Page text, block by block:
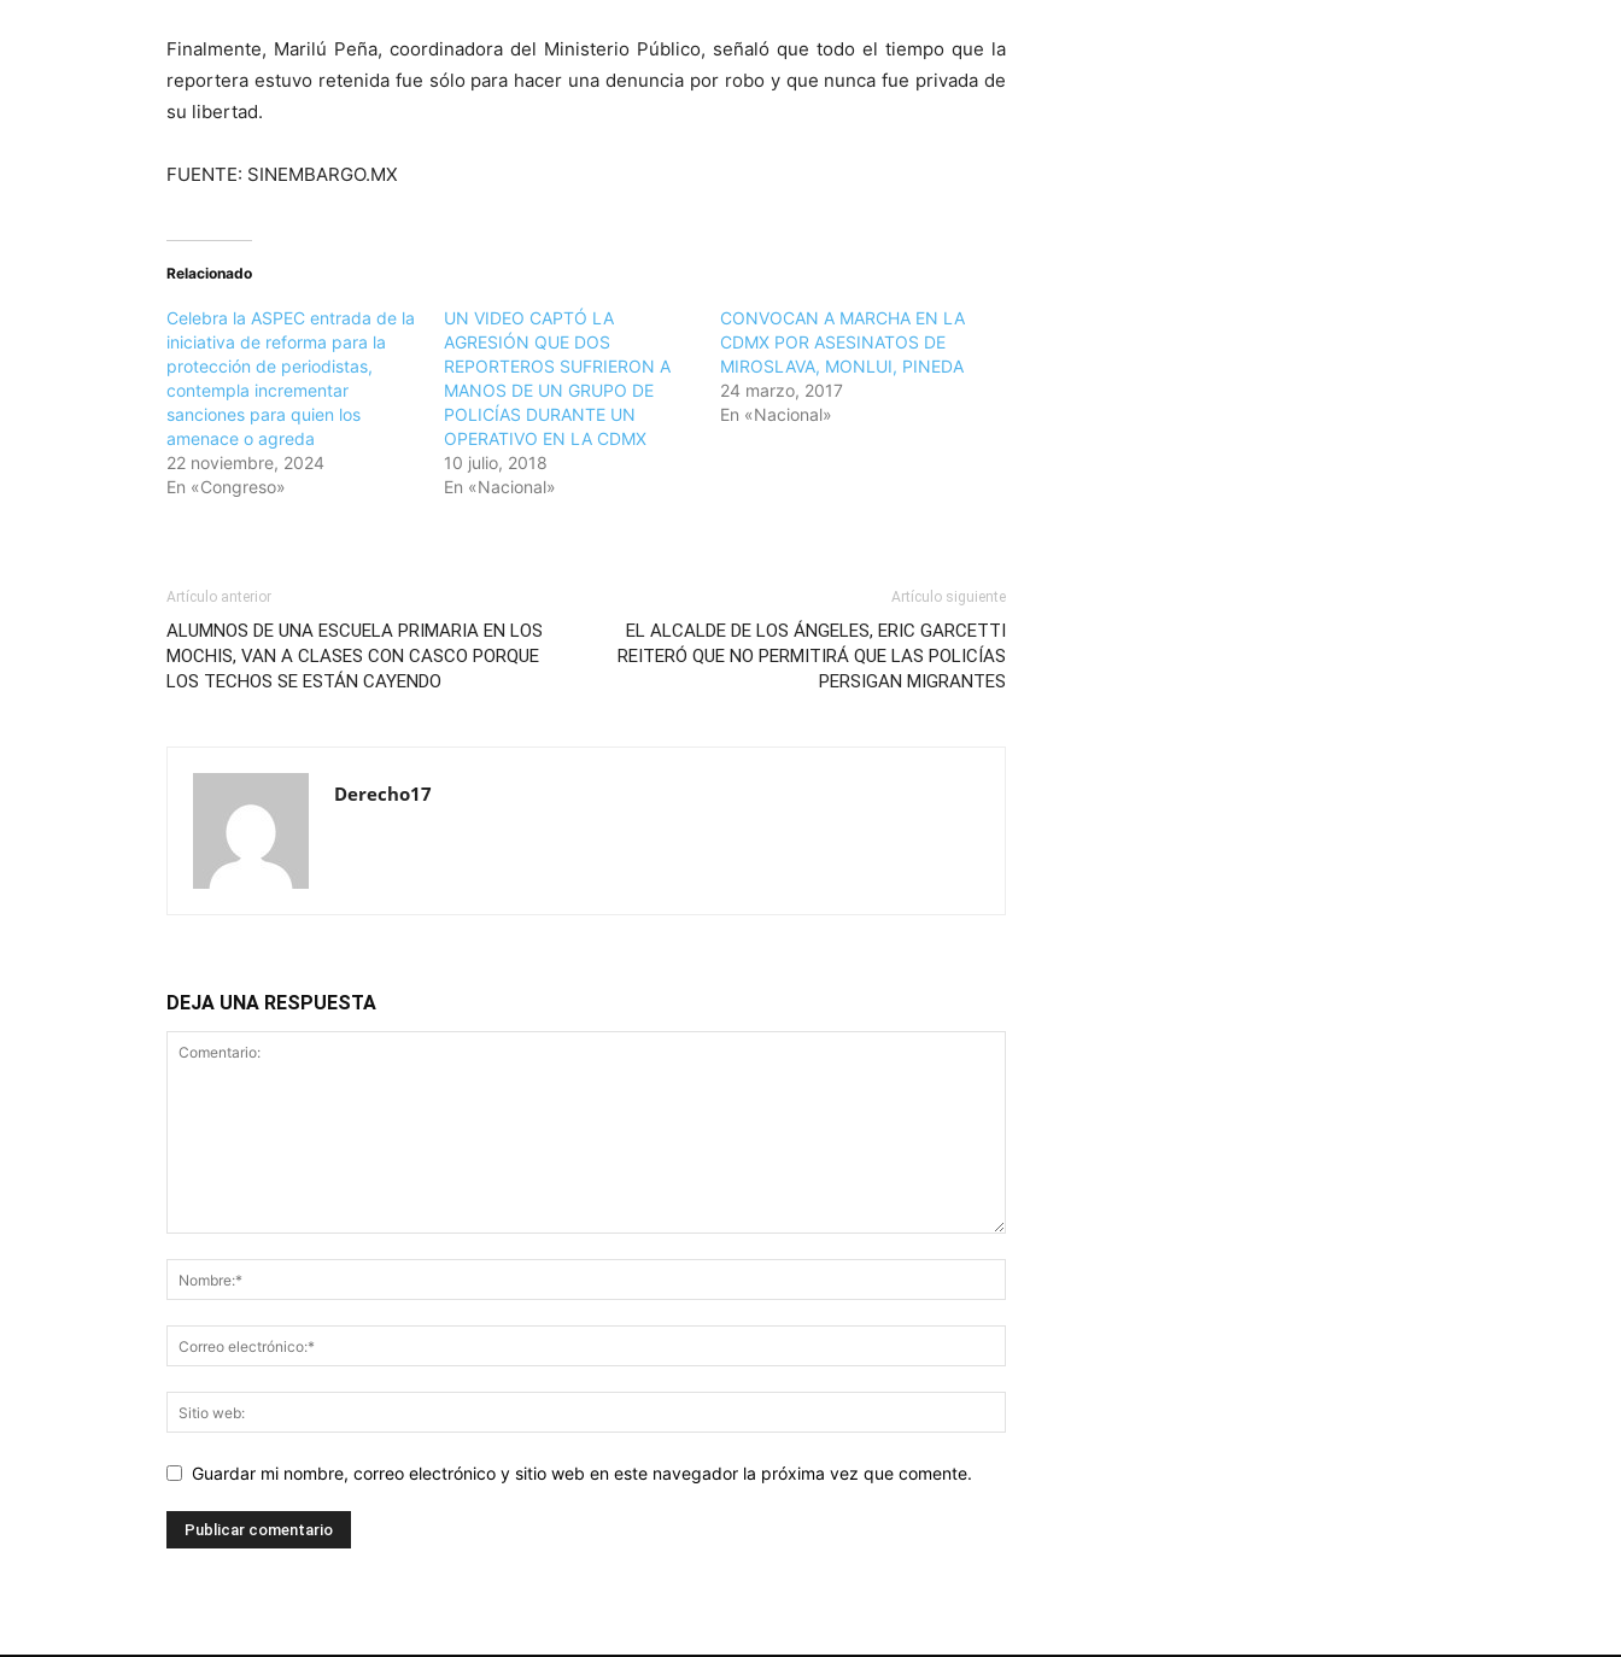
Finalmente, Marilú Peña, coordinadora del Ministerio Público, señaló que todo el tiempo que la
reportera estuvo retenida fue sólo para hacer una denuncia por robo y que nunca fue privada de
su libertad.
FUENTE: SINEMBARGO.MX
Relacionado
Celebra la ASPEC entrada de la
iniciativa de reforma para la
protección de periodistas,
contempla incrementar
sanciones para quien los
amenace o agreda
22 noviembre, 2024
En «Congreso»
UN VIDEO CAPTÓ LA
AGRESIÓN QUE DOS
REPORTEROS SUFRIERON A
MANOS DE UN GRUPO DE
POLICÍAS DURANTE UN
OPERATIVO EN LA CDMX
10 julio, 2018
En «Nacional»
CONVOCAN A MARCHA EN LA
CDMX POR ASESINATOS DE
MIROSLAVA, MONLUI, PINEDA
24 marzo, 2017
En «Nacional»
Artículo anterior
ALUMNOS DE UNA ESCUELA PRIMARIA EN LOS
MOCHIS, VAN A CLASES CON CASCO PORQUE
LOS TECHOS SE ESTÁN CAYENDO
Artículo siguiente
EL ALCALDE DE LOS ÁNGELES, ERIC GARCETTI
REITERÓ QUE NO PERMITIRÁ QUE LAS POLICÍAS
PERSIGAN MIGRANTES
Derecho17
DEJA UNA RESPUESTA
Guardar mi nombre, correo electrónico y sitio web en este navegador la próxima vez que comente.